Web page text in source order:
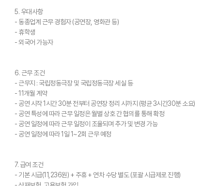
5. 우대사항
- 동종업계 근무 경험자 (공연장, 영화관 등)
- 휴학생
- 외국어 가능자
6. 근무 조건
- 근무지 : 국립정동극장 및 국립정동극장 세실 등
- 11개월 계약
- 공연 시작 1시간 30분 전부터 공연장 정리 시까지 (평균 3시간30분 소요)
- 공연 특성에 따라 근무 일정은 월별 상호 간 협의를 통해 확정
- 공연 일정에 따라 근무 일정이 조율되며 추가 및 변경 가능
- 공연 일정에 따라 1일 1~2회 근무 예정
7. 급여 조건
- 기본 시급(11,236원) + 주휴 + 연차 수당 별도 (포괄 시급제로 진행)